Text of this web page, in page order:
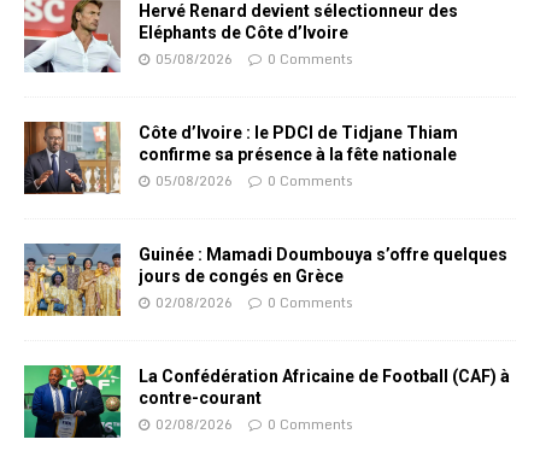
Hervé Renard devient sélectionneur des
Eléphants de Côte d’Ivoire
05/08/2026 0 Comments
Côte d’Ivoire : le PDCI de Tidjane Thiam
confirme sa présence à la fête nationale
05/08/2026 0 Comments
Guinée : Mamadi Doumbouya s’offre quelques
jours de congés en Grèce
02/08/2026 0 Comments
La Confédération Africaine de Football (CAF) à
contre-courant
02/08/2026 0 Comments